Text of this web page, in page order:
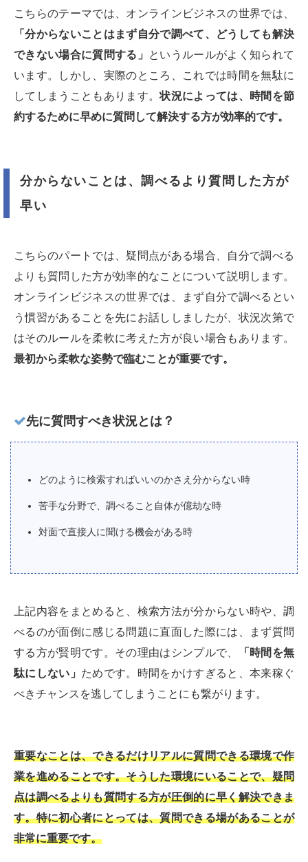
こちらのテーマでは、オンラインビジネスの世界では、
「分からないことはまず自分で調べて、どうしても解決
できない場合に質問する」
というルールがよく知られて
います。しかし、実際のところ、これでは時間を無駄に
してしまうこともあります。状況によっては、時間を節
約するために早めに質問して解決する方が効率的です。
分からないことは、調べるより質問した方が
早い
こちらのパートでは、疑問点がある場合、自分で調べる
よりも質問した方が効率的なことについて説明します。
オンラインビジネスの世界では、まず自分で調べるとい
う慣習があることを先にお話ししましたが、状況次第で
はそのルールを柔軟に考えた方が良い場合もあります。
最初から柔軟な姿勢で臨むことが重要です。
先に質問すべき状況とは？
どのように検索すればいいのかさえ分からない時
苦手な分野で、調べること自体が億劫な時
対面で直接人に聞ける機会がある時
上記内容をまとめると、検索方法が分からない時や、調
べるのが面倒に感じる問題に直面した際には、まず質問
する方が賢明です。その理由はシンプルで、
「時間を無
駄にしない」 ためです。時間をかけすぎると、本来稼ぐ
べきチャンスを逃してしまうことにも繋がります。
重要なことは、できるだけリアルに質問できる環境で作
業を進めることです。そうした環境にいることで、疑問
点は調べるよりも質問する方が圧倒的に早く解決できま
す。特に初心者にとっては、質問できる場があることが
非常に重要です。